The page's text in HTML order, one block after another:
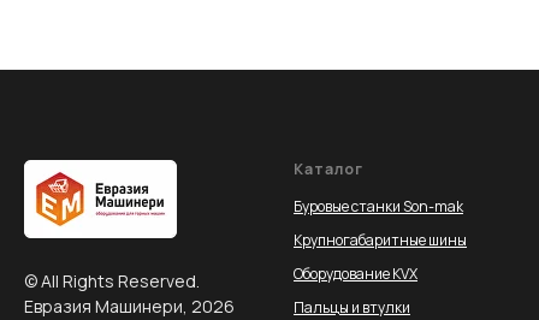
© All Rights Reserved.
Евразия Машинери, 2026
Каталог
Буровые станки Son-mak
Крупногабаритные шины
Оборудование KVX
Пальцы и втулки